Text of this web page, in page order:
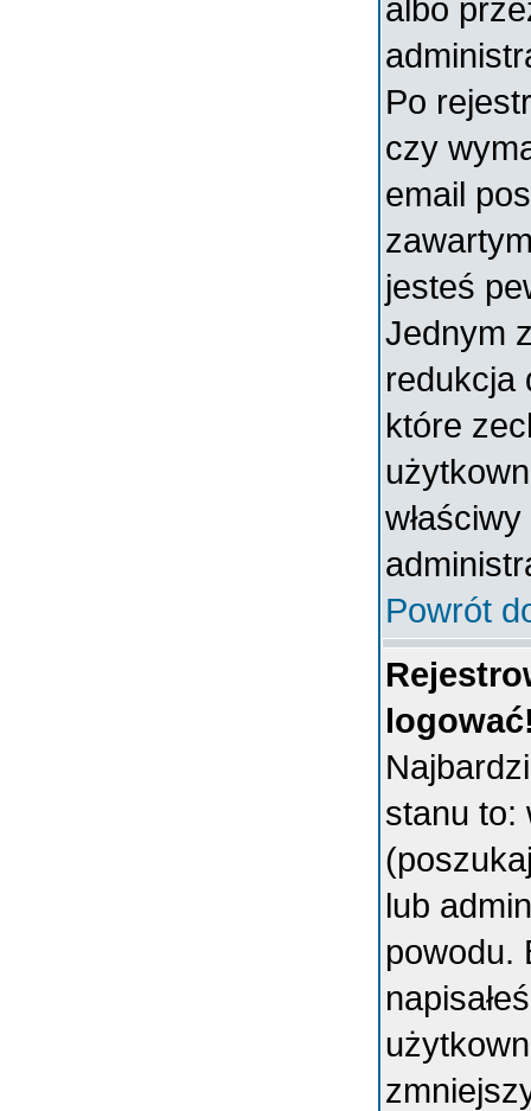
albo
Po
czy
email
jesteś
Jednym
redukcja
które
Powrót
stanu to:
lub
powodu.